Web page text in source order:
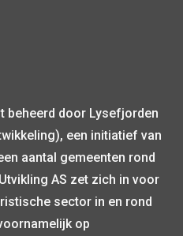
beheerd door Lysefjorden
een initiatief van
aantal gemeenten rond
AS zet zich in voor
sector in en rond
op